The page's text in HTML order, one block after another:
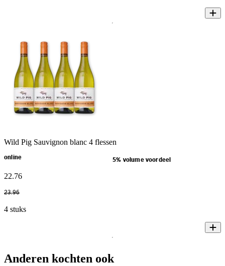
Wild Pig Sauvignon blanc 4 flessen
online 5% volume voordeel
22.76
23.96
4 stuks
Anderen kochten ook